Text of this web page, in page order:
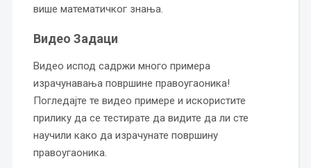
више математичког знања.
Видео Задаци
Видео испод садржи много примера
израчунавања површине правоугаоника!
Погледајте те видео примере и искористите
прилику да се тестирате да видите да ли сте
научили како да израчунате површину
правоугаоника.